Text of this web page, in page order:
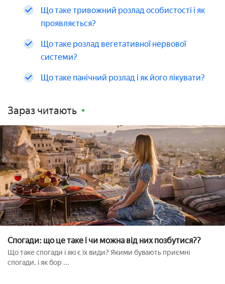
Що таке тривожний розлад особистості і як
проявляється?
Що таке розлад вегетативної нервової
системи?
Що таке панічний розлад і як його лікувати?
Зараз читають
Спогади: що це таке і чи можна від них позбутися??
Що таке спогади і які є їх види? Якими бувають приємні
спогади, і як бор ...